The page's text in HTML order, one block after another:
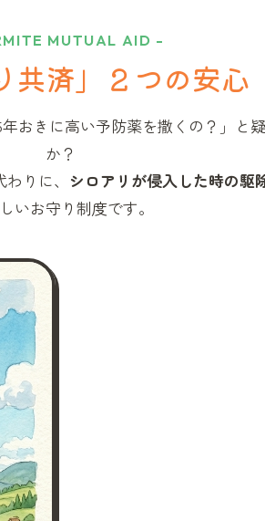
MUTUAL AID -
共済」 ２つの安心
おきに高い予防薬を撒くの？」と
か？
りに、 シロアリが侵入した時の駆
いお守り制度です。